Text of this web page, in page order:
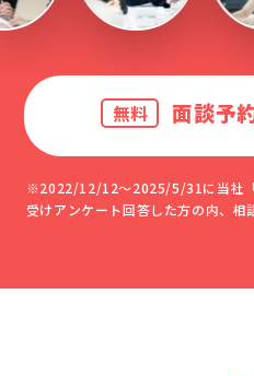
無料 面談予
※2022/12/12～2025/5/31に当社「
受けアンケート回答した方の内、相